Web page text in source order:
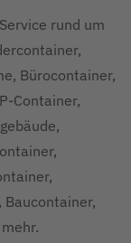
rund um
Bürocontainer,
Container,